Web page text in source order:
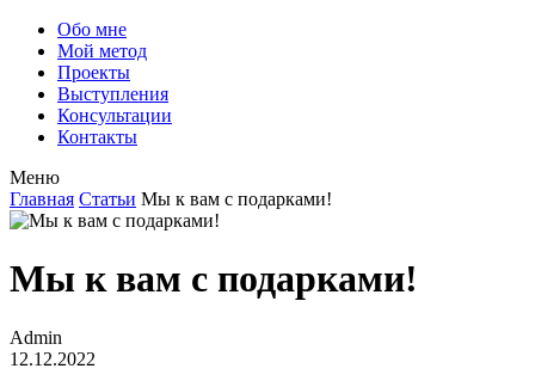
Обо мне
Мой метод
Проекты
Выступления
Консультации
Контакты
Меню
Главная Статьи Мы к вам с подарками!
Мы к вам с подарками!
Admin
12.12.2022